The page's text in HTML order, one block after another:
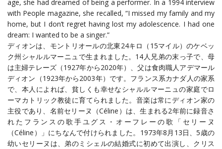
age, she had dreamed of being a performer. In a 1994 interview
with People magazine, she recalled, “I missed my family and my
home, but I don’t regret having lost my adolescence. I had one
dream: I wanted to be a singer.”
ディオンは、モントリオールの北東24キロ（15マイル）のケベッ
ク州シャルルマーニュで生まれました。14人兄弟の末っ子で、母
は主婦テレーズ（1927年から2020年）、父は食肉職人アデマール
ディオン（1923年から2003年）です。フランス系カナダ人の家系
で、本人によれば、貧しくも幸せなシャルルマーニュの家庭でロ
ーマカトリック教徒に育てられました。音楽は常にディオン家の
主役であり、名前セリーヌ（Céline）は、生まれる2年前に録音さ
れたフランスの歌手ユグス・オーフレーの歌「セリーヌ
（Céline）」にちなんで付けられました。1973年8月13日、5歳の
幼いセリーヌは、弟のミシェルの結婚式に初めて出演し、クリス